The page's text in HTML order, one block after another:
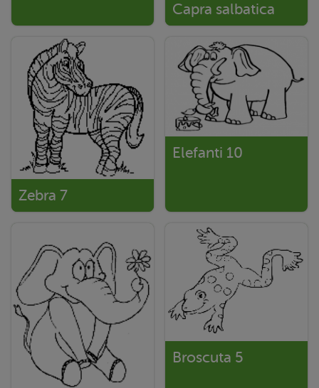
Capra salbatica
Zebra 7
Elefanti 10
Broscuta 5